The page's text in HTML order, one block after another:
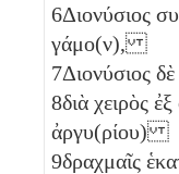
6Διονύσιος
γάμο(ν),
7Διονύσιος
8διὰ χειρὸς
ἀργυ(ρίου)
9δραχμαῖς